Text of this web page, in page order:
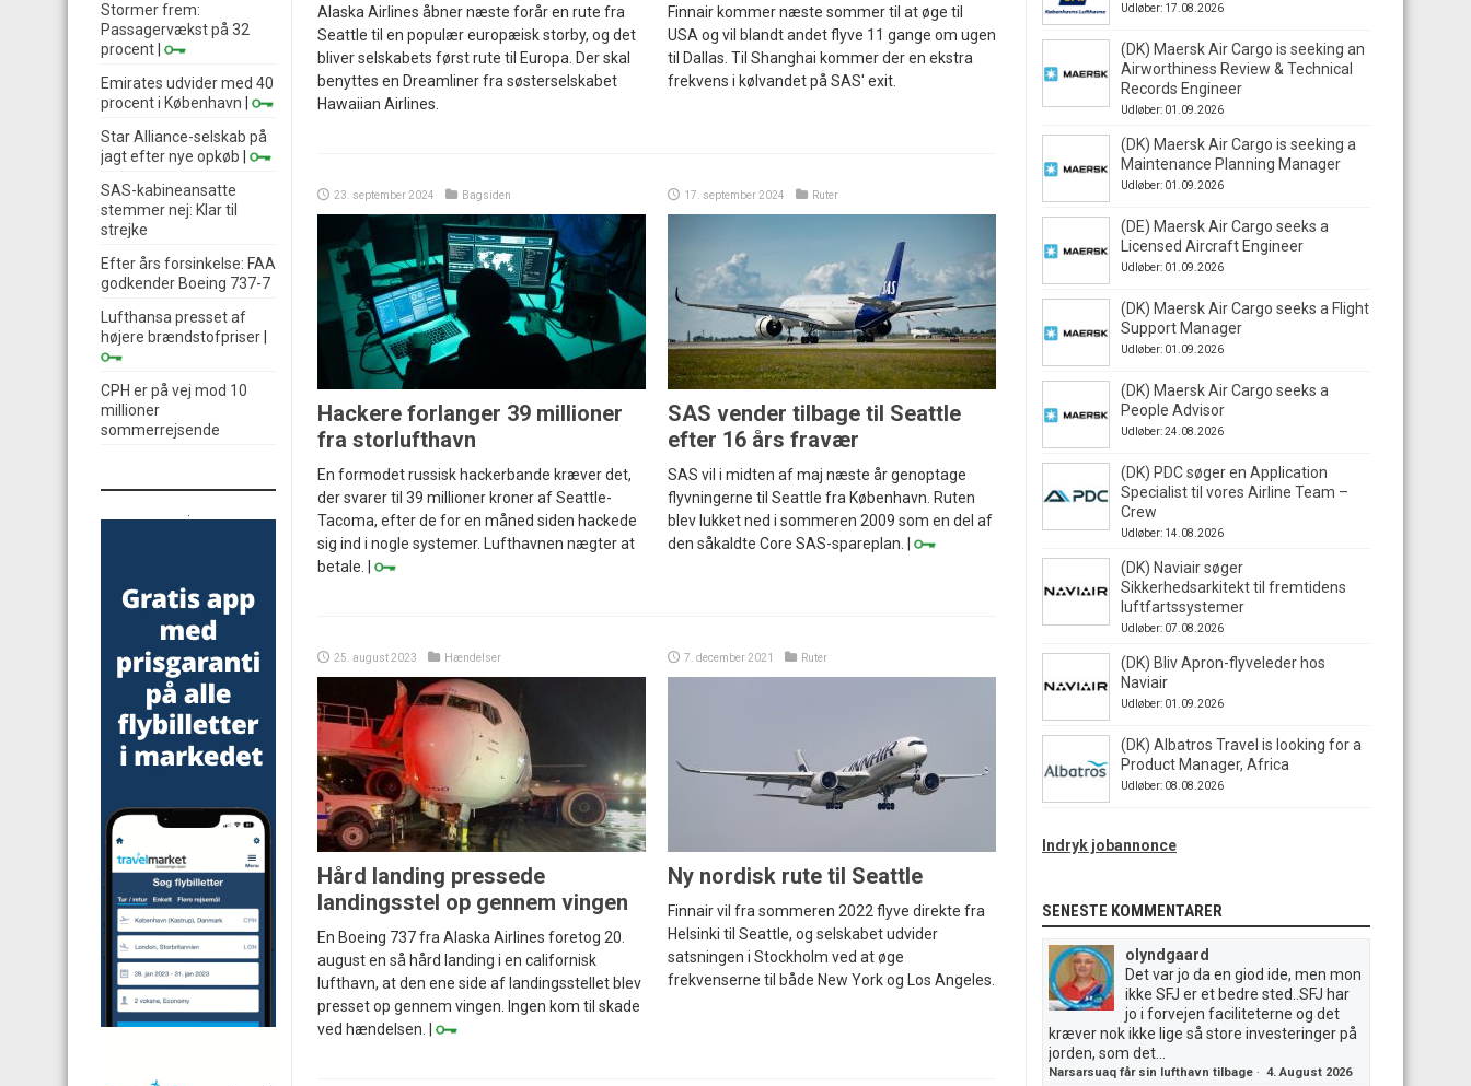
Alaska Airlines åbner næste forår en rute fra
Seattle til en populær europæisk storby, og det
bliver selskabets først rute til Europa. Der skal
benyttes en Dreamliner fra søsterselskabet
Hawaiian Airlines.
Finnair kommer næste sommer til at øge til
USA og vil blandt andet flyve 11 gange om ugen
til Dallas. Til Shanghai kommer der en ekstra
frekvens i kølvandet på SAS' exit.
23. september 2024 Bagsiden
Hackere forlanger 39 millioner
fra storlufthavn
En formodet russisk hackerbande kræver det,
der svarer til 39 millioner kroner af Seattle-
Tacoma, efter de for en måned siden hackede
sig ind i nogle systemer. Lufthavnen nægter at
betale. |
17. september 2024 Ruter
SAS vender tilbage til Seattle
efter 16 års fravær
SAS vil i midten af maj næste år genoptage
flyvningerne til Seattle fra København. Ruten
blev lukket ned i sommeren 2009 som en del af
den såkaldte Core SAS-spareplan. |
25. august 2023 Hændelser
Hård landing pressede
landingsstel op gennem vingen
En Boeing 737 fra Alaska Airlines foretog 20.
august en så hård landing i en californisk
lufthavn, at den ene side af landingsstellet blev
presset op gennem vingen. Ingen kom til skade
ved hændelsen. |
7. december 2021 Ruter
Ny nordisk rute til Seattle
Finnair vil fra sommeren 2022 flyve direkte fra
Helsinki til Seattle, og selskabet udvider
satsningen i Stockholm ved at øge
frekvenserne til både New York og Los Angeles.
Stormer frem:
Passagervækst på 32
procent
Emirates udvider med 40
procent i København
Star Alliance-selskab på
jagt efter nye opkøb
SAS-kabineansatte
stemmer nej: Klar til
strejke
Efter års forsinkelse: FAA
godkender Boeing 737-7
Lufthansa presset af
højere brændstofpriser
CPH er på vej mod 10
millioner
sommerrejsende
Udløber: 17.08.2026
(DK) Maersk Air Cargo is seeking an
Airworthiness Review & Technical
Records Engineer
Udløber: 01.09.2026
(DK) Maersk Air Cargo is seeking a
Maintenance Planning Manager
Udløber: 01.09.2026
(DE) Maersk Air Cargo seeks a
Licensed Aircraft Engineer
Udløber: 01.09.2026
(DK) Maersk Air Cargo seeks a Flight
Support Manager
Udløber: 01.09.2026
(DK) Maersk Air Cargo seeks a
People Advisor
Udløber: 24.08.2026
(DK) PDC søger en Application
Specialist til vores Airline Team –
Crew
Udløber: 14.08.2026
(DK) Naviair søger
Sikkerhedsarkitekt til fremtidens
luftfartssystemer
Udløber: 07.08.2026
(DK) Bliv Apron-flyveleder hos
Naviair
Udløber: 01.09.2026
(DK) Albatros Travel is looking for a
Product Manager, Africa
Udløber: 08.08.2026
Indryk jobannonce
SENESTE KOMMENTARER
olyndgaard
Det var jo da en giod ide, men mon
ikke SFJ er et bedre sted..SFJ har
jo i forvejen faciliteterne og det
kræver nok ikke lige så store investeringer på
jorden, som det...
Narsarsuaq får sin lufthavn tilbage · 4. August 2026